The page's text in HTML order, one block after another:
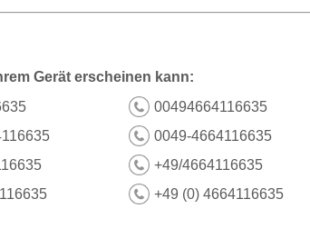
Gerät erscheinen kann:
00494664116635
0049-4664116635
+49/4664116635
+49 (0) 4664116635